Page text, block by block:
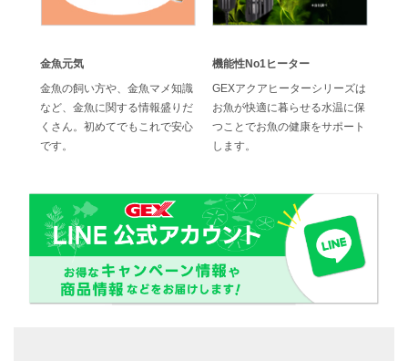
金魚元気
金魚の飼い方や、金魚マメ知識
など、金魚に関する情報盛りだ
くさん。初めてでもこれで安心
です。
機能性No1ヒーター
GEXアクアヒーターシリーズは
お魚が快適に暮らせる水温に保
つことでお魚の健康をサポート
します。